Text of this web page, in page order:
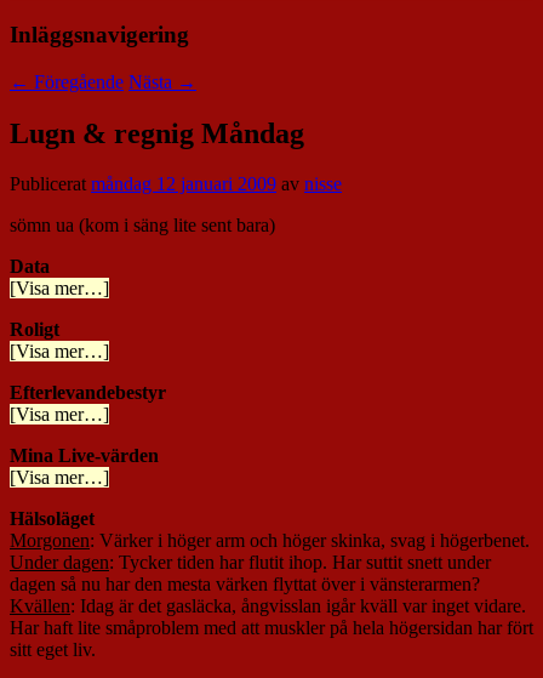
Inläggsnavigering
← Föregående Nästa →
Lugn & regnig Måndag
Publiceratmåndag 12 januari 2009 av nisse
sömn ua (kom i säng lite sent bara)
Data
[Visa mer…]
Roligt
[Visa mer…]
Efterlevandebestyr
[Visa mer…]
Mina Live-värden
[Visa mer…]
Hälsoläget
Morgonen: Värker i höger arm och höger skinka, svag i högerbenet.
Under dagen: Tycker tiden har flutit ihop. Har suttit snett under
dagen så nu har den mesta värken flyttat över i vänsterarmen?
Kvällen: Idag är det gasläcka, ångvisslan igår kväll var inget vidare.
Har haft lite småproblem med att muskler på hela högersidan har fört
sitt eget liv.